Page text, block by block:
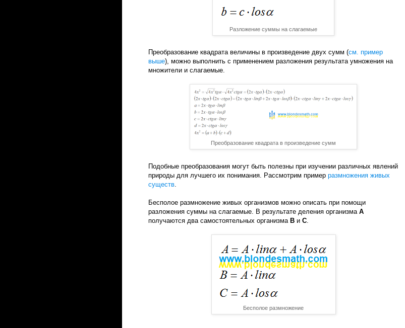
Разложение суммы на слагаемые
Преобразование квадрата величины в произведение двух сумм (см. пример
выше), можно выполнить с применением разложения результата умножения на
множители и слагаемые.
Преобразование квадрата в произведение сумм
Подобные преобразования могут быть полезны при изучении различных явлений
природы для лучшего их понимания. Рассмотрим пример размножения живых
существ
Бесполое размножение живых организмов можно описать при помощи
разложения суммы на слагаемые. В результате деления организма А
получаются два самостоятельных организма В и С
Бесполое размножение